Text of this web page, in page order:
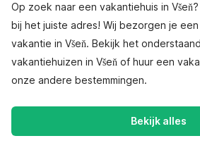
Op zoek naar een vakantiehuis in
bij het juiste adres! Wij bezorgen je
vakantie in Všeň. Bekijk het
vakantiehuizen in Všeň of huur een
onze andere bestemmingen.
Bekijk alles